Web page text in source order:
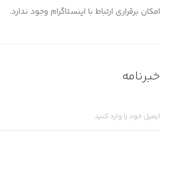
امکان برقراری ارتباط با اینستاگرام وجود ندارد.
خبرنامه